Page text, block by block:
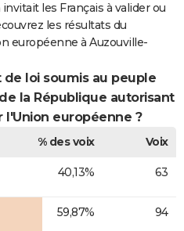
les Français à valider ou
les résultats du
européenne à Auzouville-
loi soumis au peuple
la République autorisant
l'Union européenne ?
% des voix
Voix
40,13% 63
59,87% 94